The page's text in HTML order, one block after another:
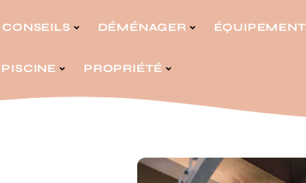
CONSEILS DÉMÉNAGER ÉQUIPEMENT
PISCINE PROPRIÉTÉ